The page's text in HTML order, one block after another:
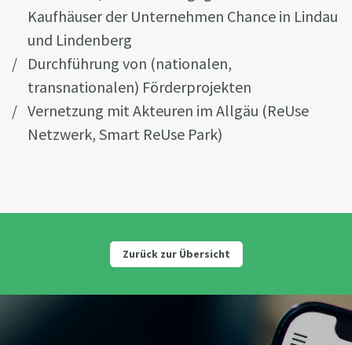
Kaufhäuser der Unternehmen Chance in Lindau
und Lindenberg
Durchführung von (nationalen,
transnationalen) Förderprojekten
Vernetzung mit Akteuren im Allgäu (ReUse
Netzwerk, Smart ReUse Park)
Zurück zur Übersicht